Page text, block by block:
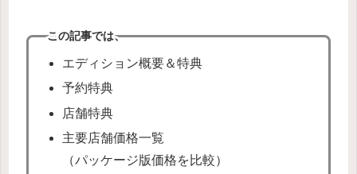
この記事では、
エディション概要＆特典
予約特典
店舗特典
主要店舗価格一覧
（パッケージ版価格を比較）